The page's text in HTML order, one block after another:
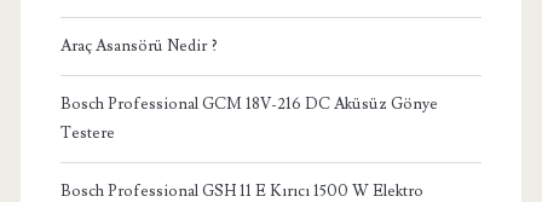
Araç Asansörü Nedir ?
Bosch Professional GCM 18V-216 DC Aküsüz Gönye
Testere
Bosch Professional GSH 11 E Kırıcı 1500 W Elektro